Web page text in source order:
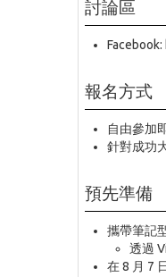
討論區
報名方式
自由參加
針對成功
預先準備
攜帶筆記
透過
在 8 月 7